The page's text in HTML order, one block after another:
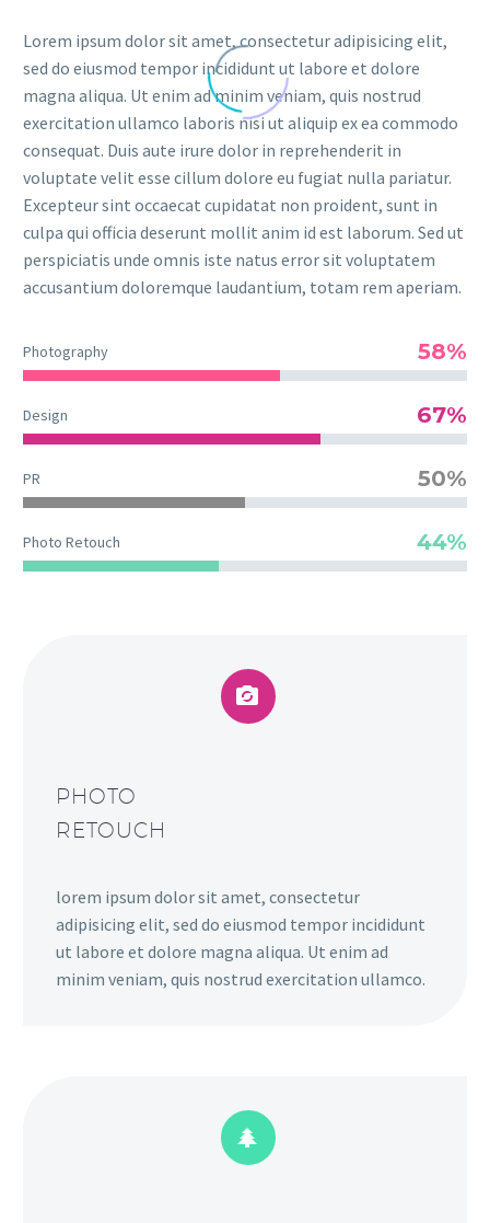
Lorem ipsum dolor sit amet, consectetur adipisicing elit,
sed do eiusmod tempor incididunt ut labore et dolore
magna aliqua. Ut enim ad minim veniam, quis nostrud
exercitation ullamco laboris nisi ut aliquip ex ea commodo
consequat. Duis aute irure dolor in reprehenderit in
voluptate velit esse cillum dolore eu fugiat nulla pariatur.
Excepteur sint occaecat cupidatat non proident, sunt in
culpa qui officia deserunt mollit anim id est laborum. Sed ut
perspiciatis unde omnis iste natus error sit voluptatem
accusantium doloremque laudantium, totam rem aperiam.
Photography 58%
Design 67%
PR 50%
Photo Retouch 44%


PHOTO
RETOUCH
lorem ipsum dolor sit amet, consectetur
adipisicing elit, sed do eiusmod tempor incididunt
ut labore et dolore magna aliqua. Ut enim ad
minim veniam, quis nostrud exercitation ullamco.

